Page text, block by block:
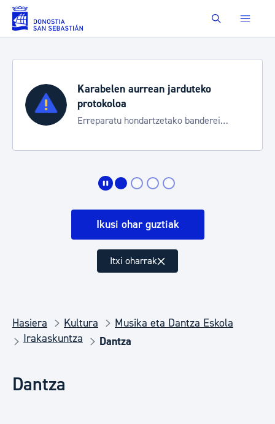
Eduki nagusira joan Buscar
Karabelen aurrean jarduteko
protokoloa
Erreparatu hondartzetako banderei
Ikusi ohar guztiak
Itxi oharrak
Hasiera Kultura
Musika eta Dantza Eskola
Irakaskuntza
Dantza
Dantza